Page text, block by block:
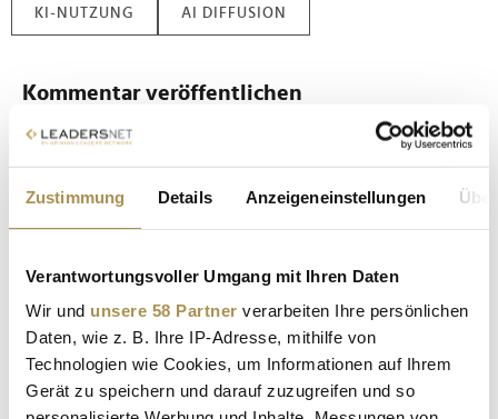
Zustimmung Details Anzeigeneinstellungen
Verantwortungsvoller Umgang mit Ihren Daten
Wir und unsere 58 Partner verarbeiten Ihre persönlichen
Daten, wie z. B. Ihre IP-Adresse, mithilfe von
Technologien wie Cookies, um Informationen auf Ihrem
Gerät zu speichern und darauf zuzugreifen und so
KI-NUTZUNG AI DIFFUSION
Kommentar veröffentlichen
Autor:*
Kommentar:*